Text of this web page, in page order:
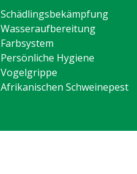
Schädlingsbekämpfung
Wasseraufbereitung
Farbsystem
Persönliche Hygiene
Vogelgrippe
Afrikanischen Schweinepest